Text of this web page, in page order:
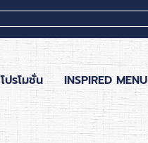
โปรโมชั่น INSPIRED MENU